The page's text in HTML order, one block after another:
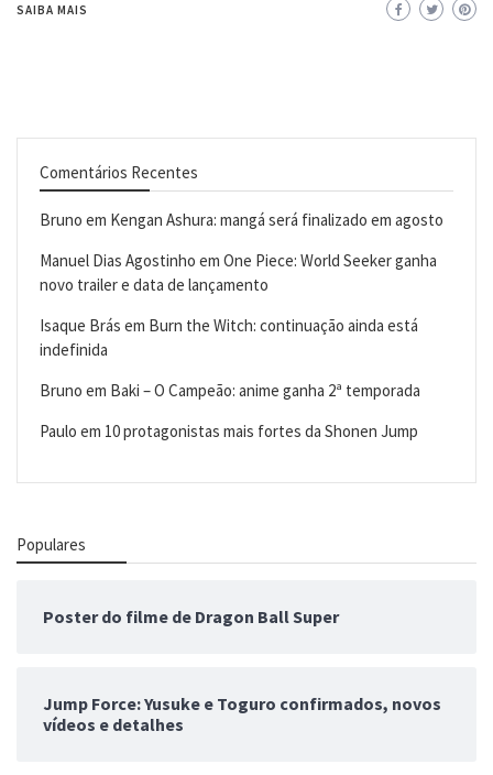
SAIBA MAIS
Comentários Recentes
Bruno em Kengan Ashura: mangá será finalizado em agosto
Manuel Dias Agostinho em One Piece: World Seeker ganha
novo trailer e data de lançamento
Isaque Brás em Burn the Witch: continuação ainda está
indefinida
Bruno em Baki – O Campeão: anime ganha 2ª temporada
Paulo em 10 protagonistas mais fortes da Shonen Jump
Populares
Poster do filme de Dragon Ball Super
Jump Force: Yusuke e Toguro confirmados, novos
vídeos e detalhes